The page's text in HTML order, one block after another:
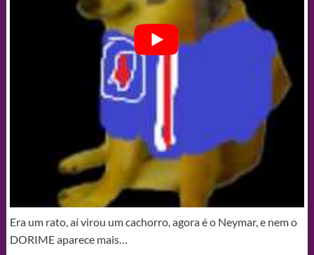
Era um rato, aí virou um cachorro, agora é o Neymar, e nem o
DORIME aparece mais…